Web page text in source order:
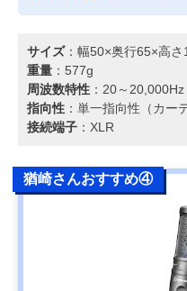
サイズ：幅50×奥行65×高さ
重量 ：577g
周波数特性 ：20～20,000Hz
指向性 ：単一指向性（カー
接続端子 ：XLR
猶崎さんおすすめ④